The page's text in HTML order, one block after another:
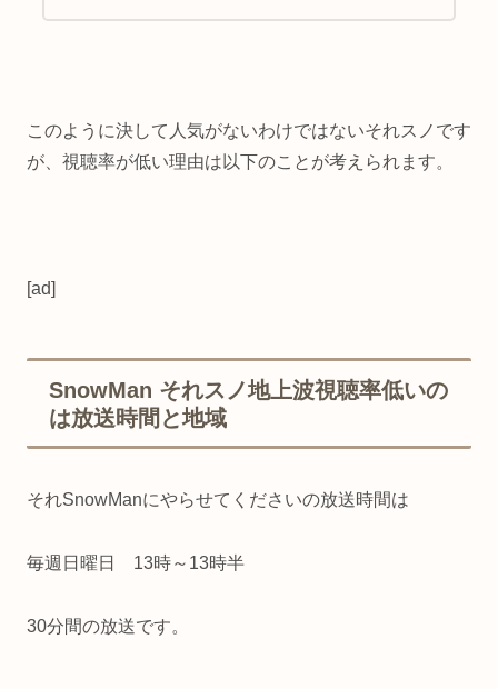
このように決して人気がないわけではないそれスノです
が、視聴率が低い理由は以下のことが考えられます。
[ad]
SnowMan それスノ地上波視聴率低いの
は放送時間と地域
それSnowManにやらせてくださいの放送時間は
毎週日曜日 13時～13時半
30分間の放送です。